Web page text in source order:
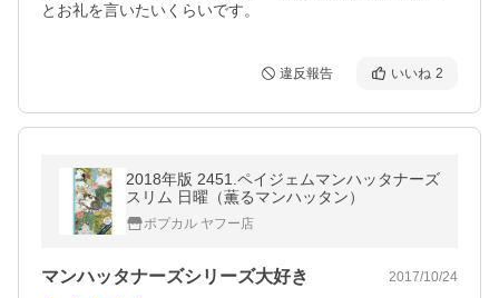
とお礼を言いたいくらいです。
違反報告 いいね 2
2018年版 2451.ペイジェムマンハッタナーズ
スリム 日曜（薫るマンハッタン）
ポプカル ヤフー店
マンハッタナーズシリーズ大好き 2017/10/24